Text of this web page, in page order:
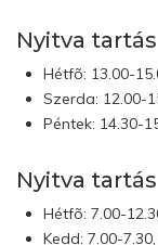
Nyitva
Hétfõ: 13.00-
Szerda: 12.00-
Péntek: 14.30-
Nyitva
Hétfõ: 7.00-
Kedd: 7.00-